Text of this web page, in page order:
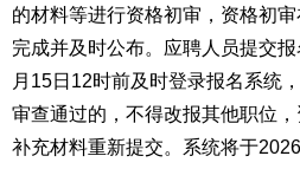
的材料等进行资格初审，资格初
完成并及时公布。应聘人员提交
月 15日12时前及时登录报名系统
审查通过的，不得改报其他职位
补充材料重新提交。系统将于